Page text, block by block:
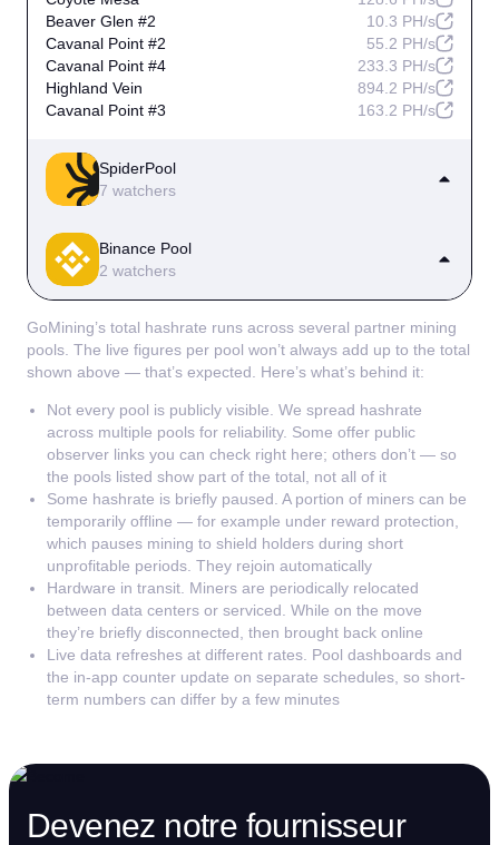
Beaver Glen #2
10.3 PH/s
Cavanal Point #2
55.2 PH/s
Cavanal Point #4
233.3 PH/s
Highland Vein
894.2 PH/s
Cavanal Point #3
163.2 PH/s
SpiderPool
7 watchers
Prairie Dog Hollow
Coyote Mesa
Mesquite Bluff #3
Mesquite Bluff
1.0 EH/s
Cedar Falls
159.8 PH/s
Mesquite Bluff #2
65.9 PH/s
Silver Fox Run
182.1 PH/s
Binance Pool
2 watchers
Highland Vein #2
1.5 EH/s
GoMining’s total hashrate runs across several partner mining
pools. The live figures per pool won’t always add up to the total
shown above — that’s expected. Here’s what’s behind it:
Not every pool is publicly visible. We spread hashrate
across multiple pools for reliability. Some offer public
observer links you can check right here; others don’t — so
the pools listed show part of the total, not all of it
Some hashrate is briefly paused. A portion of miners can be
temporarily offline — for example under reward protection,
which pauses mining to shield holders during short
unprofitable periods. They rejoin automatically
Hardware in transit. Miners are periodically relocated
between data centers or serviced. While on the move
they’re briefly disconnected, then brought back online
Live data refreshes at different rates. Pool dashboards and
the in-app counter update on separate schedules, so short-
term numbers can differ by a few minutes
Devenez notre fournisseur